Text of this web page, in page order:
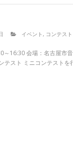
イベント , コンテスト
16:30 会場：名古屋市
テスト ミニコンテストを